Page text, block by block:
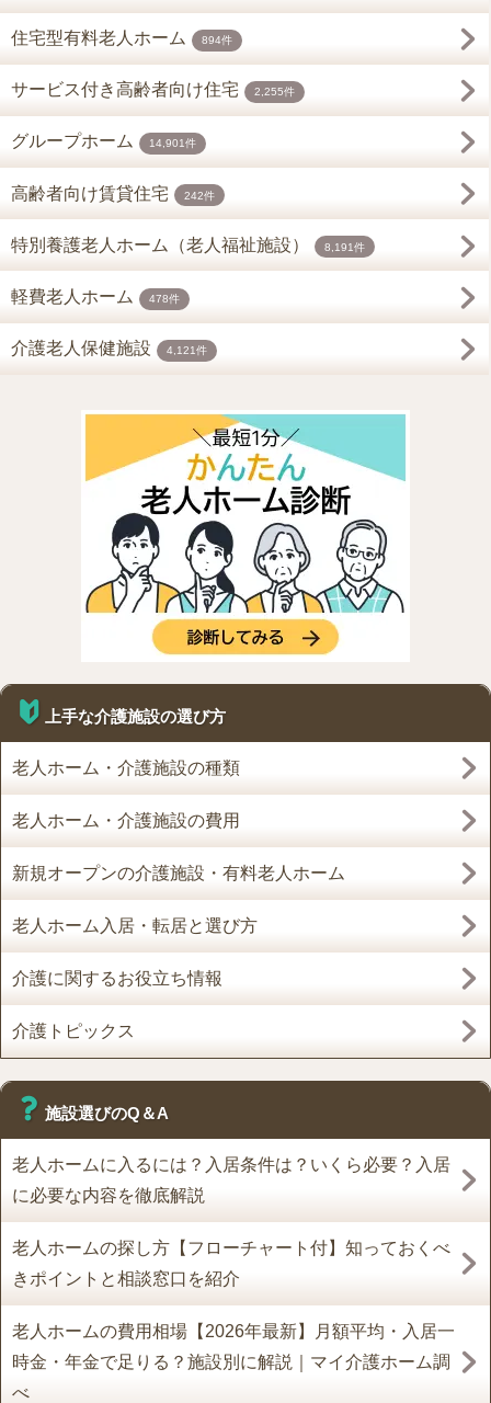
住宅型有料老人ホーム 894件
サービス付き高齢者向け住宅 2,255件
グループホーム 14,901件
高齢者向け賃貸住宅 242件
特別養護老人ホーム（老人福祉施設） 8,191件
軽費老人ホーム 478件
介護老人保健施設 4,121件
上手な介護施設の選び方
老人ホーム・介護施設の種類
老人ホーム・介護施設の費用
新規オープンの介護施設・有料老人ホーム
老人ホーム入居・転居と選び方
介護に関するお役立ち情報
介護トピックス
施設選びのQ＆A
老人ホームに入るには？入居条件は？いくら必要？入居
に必要な内容を徹底解説
老人ホームの探し方【フローチャート付】知っておくべ
きポイントと相談窓口を紹介
老人ホームの費用相場【2026年最新】月額平均・入居一
時金・年金で足りる？施設別に解説｜マイ介護ホーム調
べ